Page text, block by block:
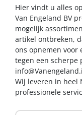
Hier vindt u alles
Van Engeland BV
mogelijk
artikel ontbreken,
ons opnemen voor
tegen een scherpe
Wij leveren in heel
professionele